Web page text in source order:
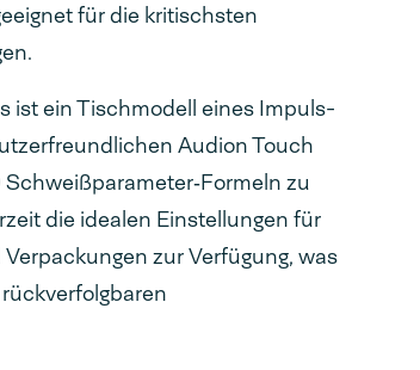
für die kritischsten
ist ein Tischmodell eines Impuls-
Audion Touch
zu
die idealen Einstellungen für
zur Verfügung, was